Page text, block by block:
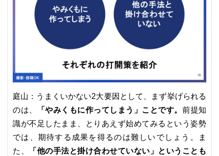
庭山：うまくいかない2大要因として、まず挙げられる
のは、
「やみくもに作ってしまう」ことです。 前提知
識が不足したまま、とりあえず始めてみるという姿勢
では、期待する成果を得るのは難しいでしょう。ま
た、
「他の手法と掛け合わせていない」ということも